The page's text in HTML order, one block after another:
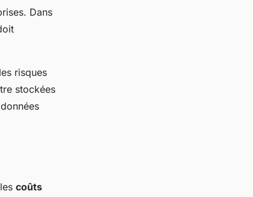
Dans
risques
stockées
coûts